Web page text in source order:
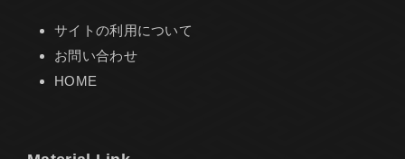
サイトの利用について
お問い合わせ
HOME